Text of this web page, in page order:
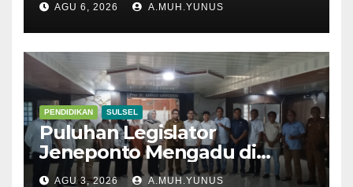
AGU 6, 2026 A.MUH.YUNUS
PENDIDIKAN SULSEL
Puluhan Legislator
Jeneponto Mengadu di
Disdik Sulsel
AGU 3, 2026 A.MUH.YUNUS